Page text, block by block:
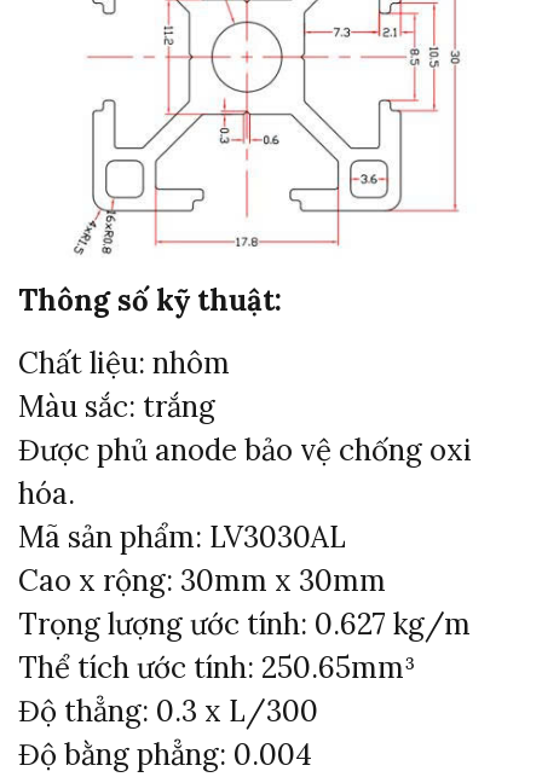
Thông số kỹ thuật:
Chất liệu: nhôm
Màu sắc: trắng
Được phủ anode bảo vệ chống oxi
hóa.
Mã sản phẩm: LV3030AL
Cao x rộng: 30mm x 30mm
Trọng lượng ước tính: 0.627 kg/m
Thể tích ước tính: 250.65mm³
Độ thẳng: 0.3 x L/300
Độ bằng phẳng: 0.004